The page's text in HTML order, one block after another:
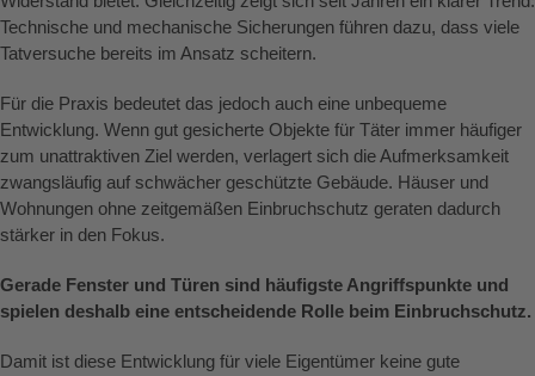
Technische und mechanische Sicherungen führen dazu, dass viele
Tatversuche bereits im Ansatz scheitern.
Für die Praxis bedeutet das jedoch auch eine unbequeme
Entwicklung. Wenn gut gesicherte Objekte für Täter immer häufiger
zum unattraktiven Ziel werden, verlagert sich die Aufmerksamkeit
zwangsläufig auf schwächer geschützte Gebäude. Häuser und
Wohnungen ohne zeitgemäßen Einbruchschutz geraten dadurch
stärker in den Fokus.
Gerade Fenster und Türen sind häufigste Angriffspunkte und
spielen deshalb eine entscheidende Rolle beim Einbruchschutz.
Damit ist diese Entwicklung für viele Eigentümer keine gute